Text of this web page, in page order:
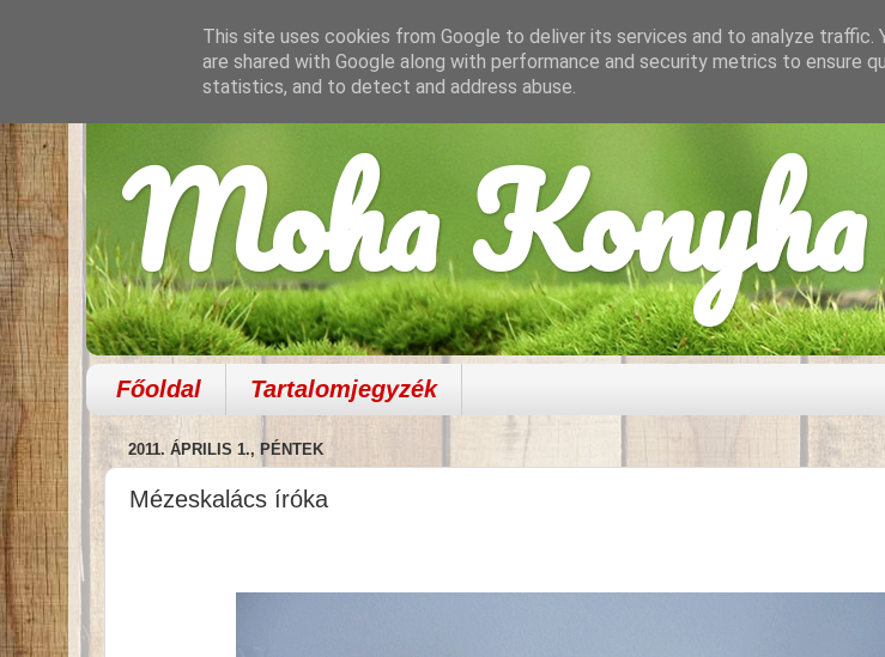
Moha Konyha
Főoldal Tartalomjegyzék
2011. ÁPRILIS 1., PÉNTEK
Mézeskalács íróka
This site uses cookies from Google to deliver its services and to analyze traffic.
are shared with Google along with performance and security metrics to ensure
statistics, and to detect and address abuse.